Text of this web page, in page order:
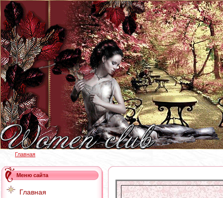
Главная
Меню сайта
Главная